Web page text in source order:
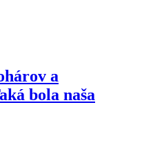
a
bola naša